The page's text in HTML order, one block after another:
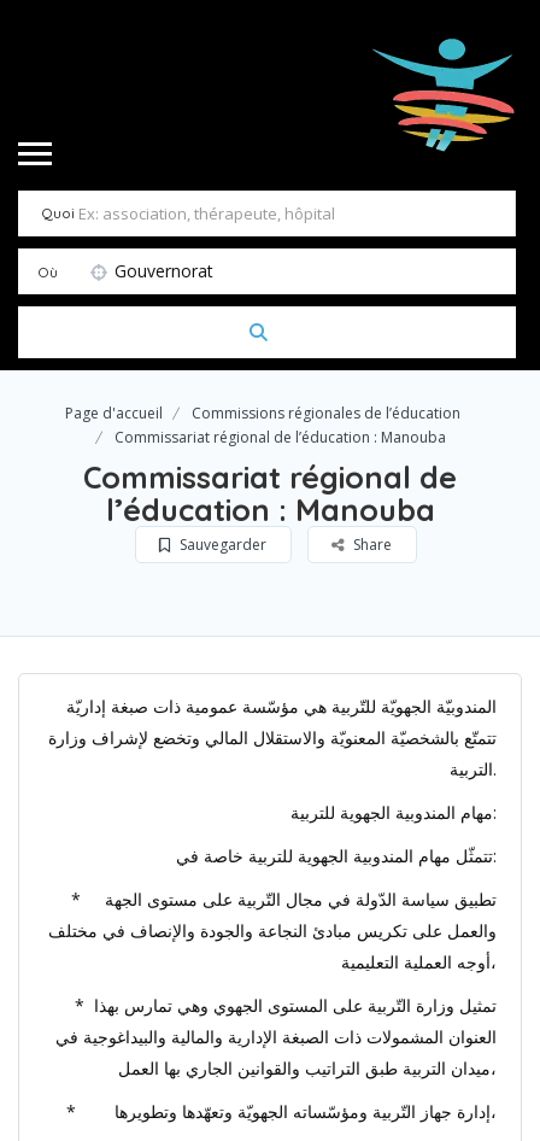
Quoi
Où Gouvernorat
Page d'accueil
Commissions régionales de l’éducation
Commissariat régional de l’éducation : Manouba
Commissariat régional de
l’éducation : Manouba
Sauvegarder Share
المندوبيّة الجهويّة للتّربية هي مؤسّسة عمومية ذات صبغة إداريّة
تتمتّع بالشخصيّة المعنويّة والاستقلال المالي وتخضع لإشراف وزارة
التربية.
مهام المندوبية الجهوية للتربية:
تتمثّل مهام المندوبية الجهوية للتربية خاصة في:
* تطبيق سياسة الدّولة في مجال التّربية على مستوى الجهة
والعمل على تكريس مبادئ النجاعة والجودة والإنصاف في مختلف
أوجه العملية التعليمية،
* تمثيل وزارة التّربية على المستوى الجهوي وهي تمارس بهذا
العنوان المشمولات ذات الصبغة الإدارية والمالية والبيداغوجية في
ميدان التربية طبق التراتيب والقوانين الجاري بها العمل،
* إدارة جهاز التّربية ومؤسّساته الجهويّة وتعهّدها وتطويرها،